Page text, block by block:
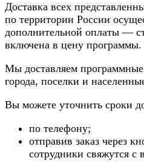
Доставка всех
по территории России
дополнительной оплаты —
включена в цену программы.
Мы доставляем
города, поселки и
Вы можете уточнить сроки
по телефону;
отправив заказ через
сотрудники свяжутся с